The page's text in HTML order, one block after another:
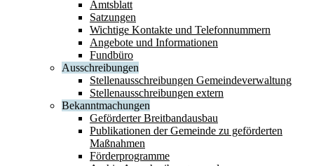
Amtsblatt
Satzungen
Wichtige Kontakte und Telefonnummern
Angebote und Informationen
Fundbüro
Ausschreibungen
Stellenausschreibungen Gemeindeverwaltung
Stellenausschreibungen extern
Bekanntmachungen
Geförderter Breitbandausbau
Publikationen der Gemeinde zu geförderten
Maßnahmen
Förderprogramme